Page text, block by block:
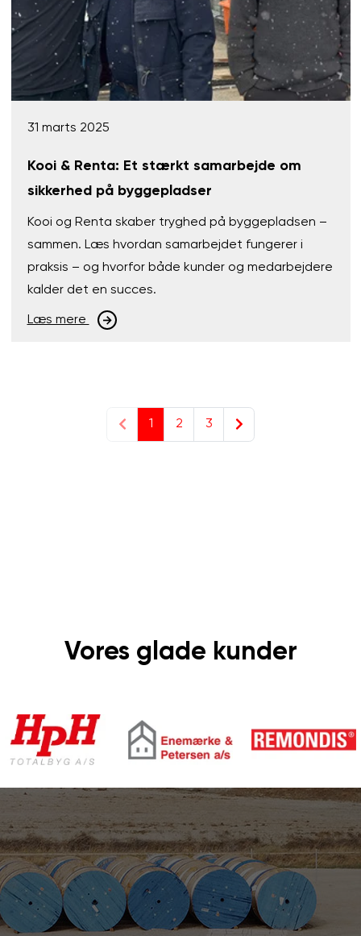
31 marts 2025
Kooi & Renta: Et stærkt samarbejde om
sikkerhed på byggepladser
Kooi og Renta skaber tryghed på byggepladsen –
sammen. Læs hvordan samarbejdet fungerer i
praksis – og hvorfor både kunder og medarbejdere
kalder det en succes.
Læs mere
1 2 3
Vores glade kunder